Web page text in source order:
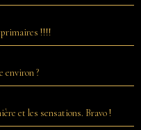
primaires !!!!
environ ?
et les sensations. Bravo !